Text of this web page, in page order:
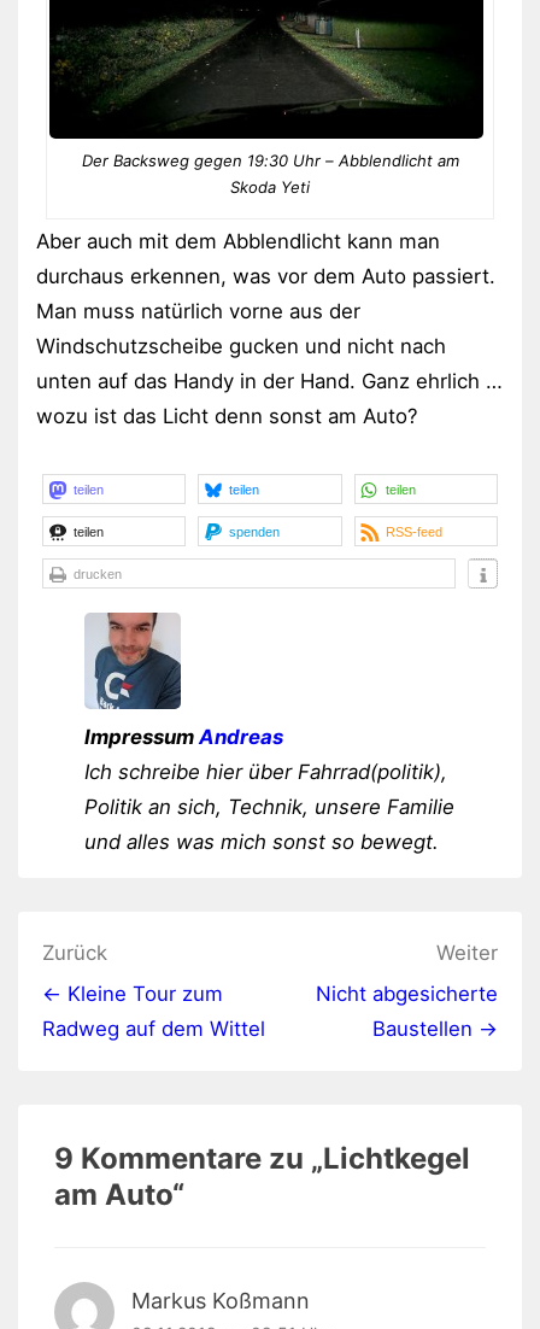
Der Backsweg gegen 19:30 Uhr – Abblendlicht am
Skoda Yeti
Aber auch mit dem Abblendlicht kann man
durchaus erkennen, was vor dem Auto passiert.
Man muss natürlich vorne aus der
Windschutzscheibe gucken und nicht nach
unten auf das Handy in der Hand. Ganz ehrlich …
wozu ist das Licht denn sonst am Auto?
teilen teilen teilen
teilen spenden RSS-feed
drucken
Impressum Andreas
Ich schreibe hier über Fahrrad(politik),
Politik an sich, Technik, unsere Familie
und alles was mich sonst so bewegt.
Beitragsnavigation
Zurück
← Kleine Tour zum
Radweg auf dem Wittel
Weiter
Nicht abgesicherte
Baustellen →
9 Kommentare zu „Lichtkegel
am Auto“
Markus Koßmann